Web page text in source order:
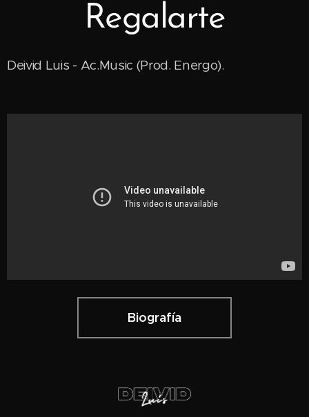
Regalarte
Deivid Luis - Ac.Music (Prod. Energo).
Biografía